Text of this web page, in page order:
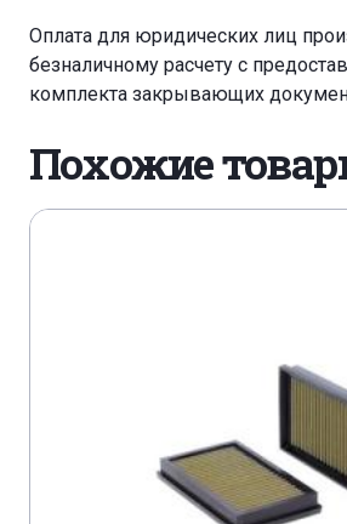
Оплата для юридических лиц
безналичному расчету с
комплекта закрывающих
Похожие